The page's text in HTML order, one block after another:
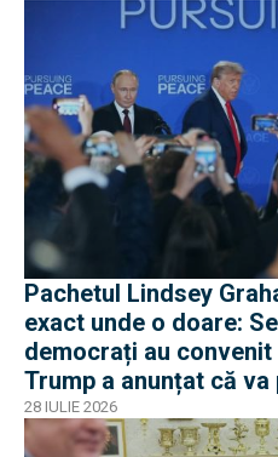
Pachetul Lindsey
exact unde o doare:
democrați au
Trump a anunțat că
28 IULIE 2026